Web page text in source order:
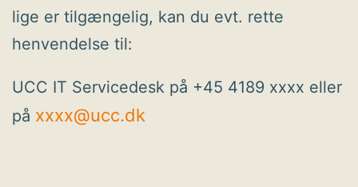
lige er tilgængelig, kan du evt. rette
henvendelse til:
UCC IT Servicedesk på +45 4189 xxxx eller
på xxxx@ucc.dk